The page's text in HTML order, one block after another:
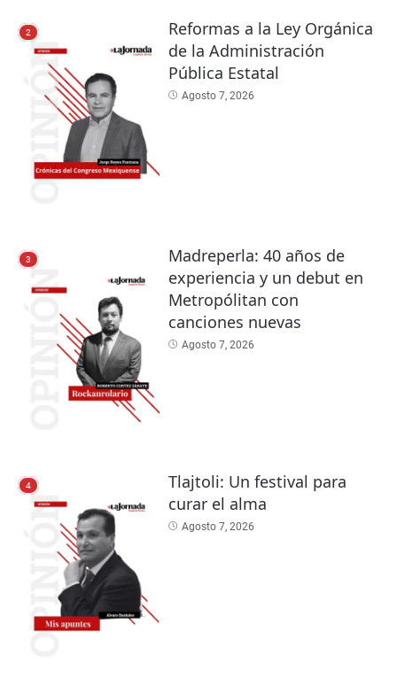
2
Reformas a la Ley Orgánica
de la Administración
Pública Estatal
Agosto 7, 2026
3
Madreperla: 40 años de
experiencia y un debut en
Metropólitan con
canciones nuevas
Agosto 7, 2026
4
Tlajtoli: Un festival para
curar el alma
Agosto 7, 2026